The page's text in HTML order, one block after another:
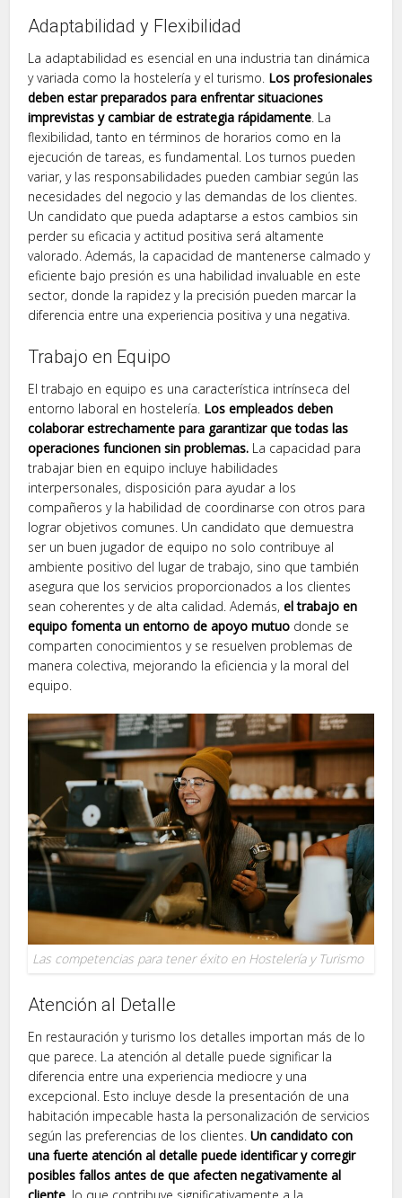
Adaptabilidad y Flexibilidad
La adaptabilidad es esencial en una industria tan dinámica
y variada como la hostelería y el turismo. Los profesionales
deben estar preparados para enfrentar situaciones
imprevistas y cambiar de estrategia rápidamente. La
flexibilidad, tanto en términos de horarios como en la
ejecución de tareas, es fundamental. Los turnos pueden
variar, y las responsabilidades pueden cambiar según las
necesidades del negocio y las demandas de los clientes.
Un candidato que pueda adaptarse a estos cambios sin
perder su eficacia y actitud positiva será altamente
valorado. Además, la capacidad de mantenerse calmado y
eficiente bajo presión es una habilidad invaluable en este
sector, donde la rapidez y la precisión pueden marcar la
diferencia entre una experiencia positiva y una negativa.
Trabajo en Equipo
El trabajo en equipo es una característica intrínseca del
entorno laboral en hostelería. Los empleados deben
colaborar estrechamente para garantizar que todas las
operaciones funcionen sin problemas. La capacidad para
trabajar bien en equipo incluye habilidades
interpersonales, disposición para ayudar a los
compañeros y la habilidad de coordinarse con otros para
lograr objetivos comunes. Un candidato que demuestra
ser un buen jugador de equipo no solo contribuye al
ambiente positivo del lugar de trabajo, sino que también
asegura que los servicios proporcionados a los clientes
sean coherentes y de alta calidad. Además,el trabajo en
equipo fomenta un entorno de apoyo mutuo donde se
comparten conocimientos y se resuelven problemas de
manera colectiva, mejorando la eficiencia y la moral del
equipo.
Las competencias para tener éxito en Hostelería y Turismo
Atención al Detalle
En restauración y turismo los detalles importan más de lo
que parece. La atención al detalle puede significar la
diferencia entre una experiencia mediocre y una
excepcional. Esto incluye desde la presentación de una
habitación impecable hasta la personalización de servicios
según las preferencias de los clientes.Un candidato con
una fuerte atención al detalle puede identificar y corregir
posibles fallos antes de que afecten negativamente al